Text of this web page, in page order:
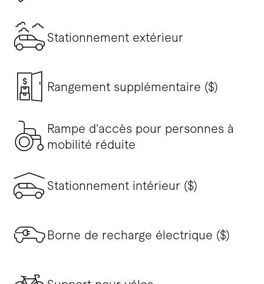
Stationnement extérieur
Rangement supplémentaire ($)
Rampe d'accès pour personnes à
mobilité réduite
Stationnement intérieur ($)
Borne de recharge électrique ($)